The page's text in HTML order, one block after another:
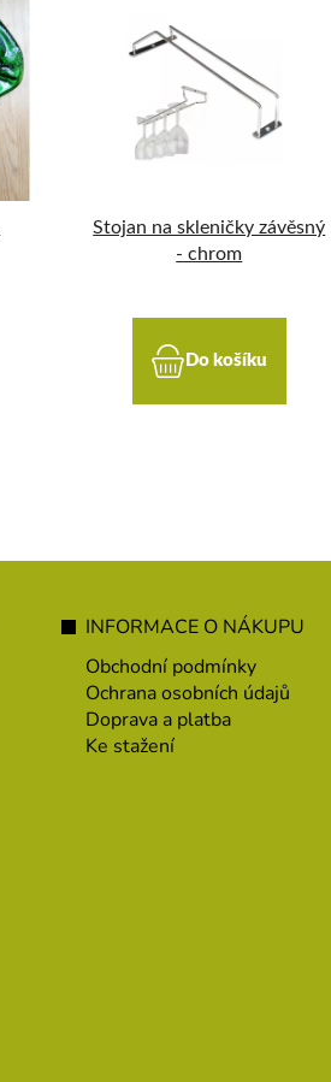
Stojan na skleničky závěsný
- chrom
Do košíku
INFORMACE O NÁKUPU
Obchodní podmínky
Ochrana osobních údajů
Doprava a platba
Ke stažení